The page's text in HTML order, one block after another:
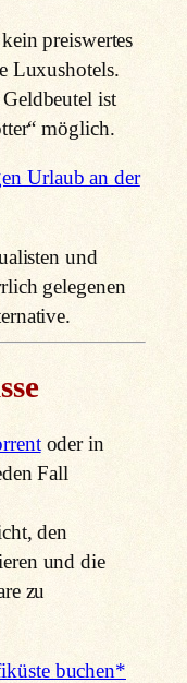
preiswertes
Luxushotels.
ist
möglich.
Urlaub an der
und
gelegenen
oder in
Fall
den
und die
zu
buchen*